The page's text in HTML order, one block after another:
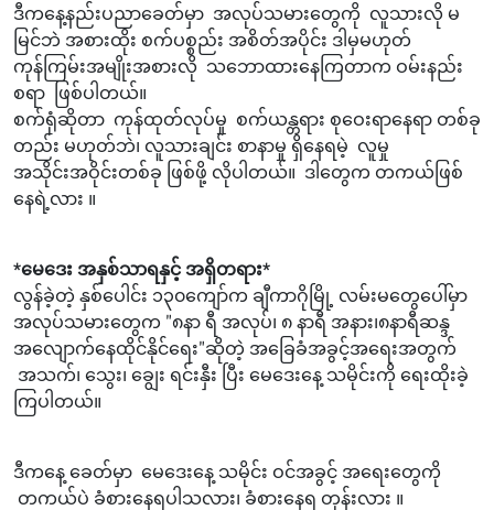
ဒီကနေ့နည်းပညာခေတ်မှာ အလုပ်သမားတွေကို လူသားလို မ
မြင်ဘဲ အစားထိုး စက်ပစ္စည်း အစိတ်အပိုင်း ဒါမှမဟုတ်
ကုန်ကြမ်းအမျိုးအစားလို သဘောထားနေကြတာက ဝမ်းနည်း
စရာ ဖြစ်ပါတယ်။
စက်ရုံဆိုတာ ကုန်ထုတ်လုပ်မှု စက်ယန္တရား စုဝေးရာနေရာ တစ်ခု
တည်း မဟုတ်ဘဲ၊ လူသားချင်း စာနာမှု ရှိနေရမဲ့ လူမှု
အသိုင်းအဝိုင်းတစ်ခု ဖြစ်ဖို့ လိုပါတယ်။ ဒါတွေက တကယ်ဖြစ်
နေရဲ့လား ။
*မေဒေး အနှစ်သာရနှင့် အရှိတရား*
လွန်ခဲ့တဲ့ နှစ်ပေါင်း ၁၃၀ကျော်က ချီကာဂိုမြို့ လမ်းမတွေပေါ်မှာ
အလုပ်သမားတွေက "၈နာ ရီ အလုပ်၊ ၈ နာရီ အနား၊၈နာရီဆန္ဒ
အလျောက်နေထိုင်နိုင်ရေး"ဆိုတဲ့ အခြေခံအခွင့်အရေးအတွက်
အသက်၊ သွေး၊ ချွေး ရင်းနှီး ပြီး မေဒေးနေ့ သမိုင်းကို ရေးထိုးခဲ့
ကြပါတယ်။
ဒီကနေ့ ခေတ်မှာ မေဒေးနေ့ သမိုင်း ဝင်အခွင့် အရေးတွေကို
တကယ်ပဲ ခံစားနေရပါသလား၊ ခံစားနေရ တုန်းလား ။